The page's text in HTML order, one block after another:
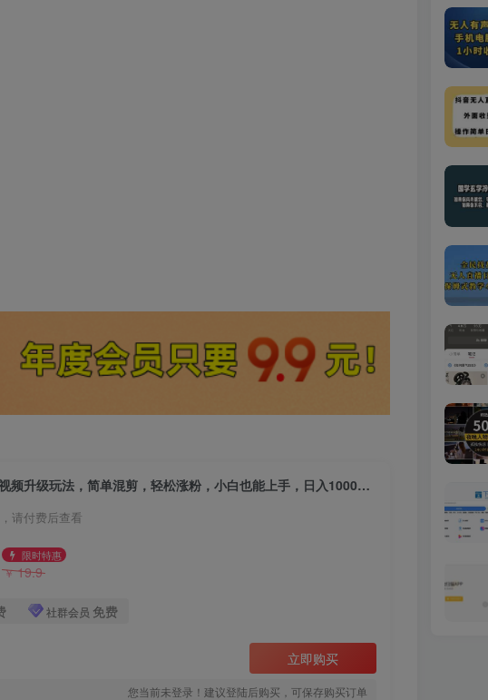
（9215期）搞笑视频升级玩法，简单混剪，轻松涨粉，小白也能上手，日入1000+教程+素材
请付费后查看
限时特惠
￥19.9
社群会员 免费
立即购买
您当前未登录！建议登陆后购买，可保存购买订单